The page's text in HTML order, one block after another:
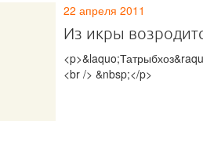
22 апреля 2011
Из икры
<br /> &nbsp;</p>